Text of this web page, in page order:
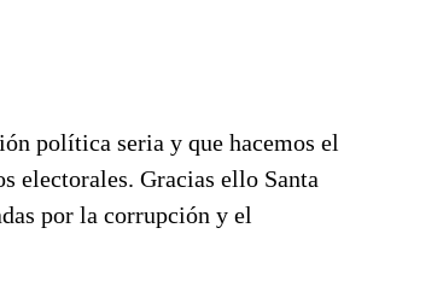
política seria y que hacemos el
electorales. Gracias ello Santa
por la corrupción y el